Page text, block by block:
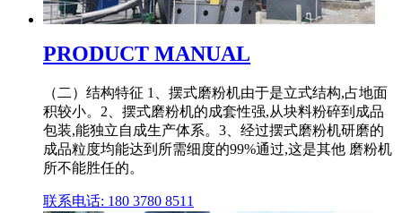
PRODUCT MANUAL
（二）结构特征 1、摆式磨粉机由于是立式结构,占地面
积较小。2、摆式磨粉机的成套性强,从块料粉碎到成品
包装,能独立自成生产体系。3、经过摆式磨粉机研磨的
成品粒度均能达到所需细度的99%通过,这是其他 磨粉机
所不能胜任的。
联系电话: 180 3780 8511